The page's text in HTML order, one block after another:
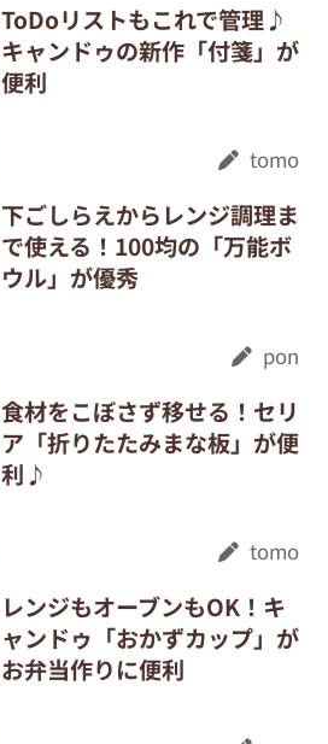
ToDoリストもこれで管理♪
キャンドゥの新作「付箋」が
便利
tomo
下ごしらえからレンジ調理ま
で使える！100均の「万能ボ
ウル」が優秀
pon
食材をこぼさず移せる！セリ
ア「折りたたみまな板」が便
利♪
tomo
レンジもオーブンもOK！キ
ャンドゥ「おかずカップ」が
お弁当作りに便利